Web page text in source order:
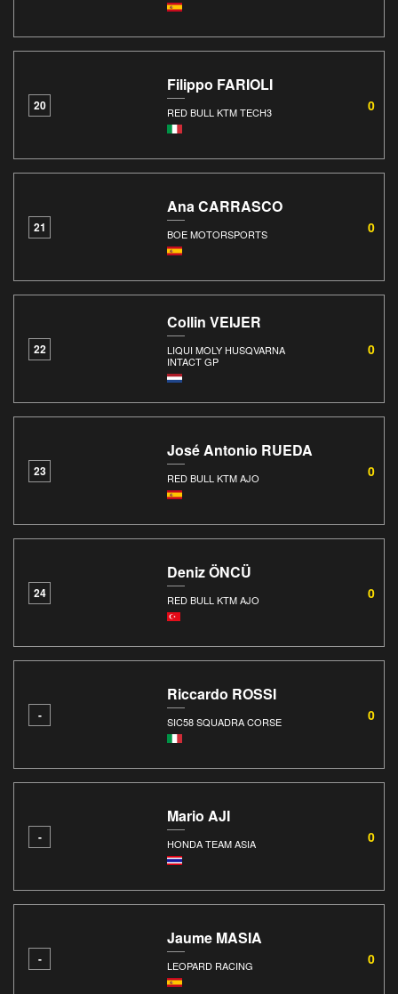
20
Filippo FARIOLI
RED BULL KTM TECH3 0
21
Ana CARRASCO
BOE MOTORSPORTS 0
22
Collin VEIJER
LIQUI MOLY HUSQVARNA
INTACT GP
0
23
José Antonio RUEDA
RED BULL KTM AJO 0
24
Deniz ÖNCÜ
RED BULL KTM AJO 0
-
Riccardo ROSSI
SIC58 SQUADRA CORSE 0
-
Mario AJI
HONDA TEAM ASIA 0
-
Jaume MASIA
LEOPARD RACING 0